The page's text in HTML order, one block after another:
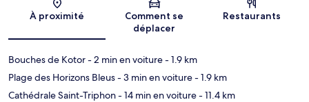
Carte
À proximité
Comment se
déplacer
Restaurants
Bouches de Kotor- 2 min en voiture- 1.9 km
Plage des Horizons Bleus- 3 min en voiture- 1.9 km
Cathédrale Saint-Triphon- 14 min en voiture- 11.4 km